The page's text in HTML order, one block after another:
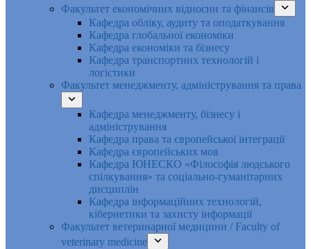
Факультет економічних відносин та фінансів
Кафедра обліку, аудиту та оподаткування
Кафедра глобальної економіки
Кафедра економіки та бізнесу
Кафедра транспортних технологій і
логістики
Факультет менеджменту, адміністрування та права
Кафедра менеджменту, бізнесу і
адміністрування
Кафедра права та європейської інтеграції
Кафедра європейських мов
Кафедра ЮНЕСКО «Філософія людського
спілкування» та соціально-гуманітарних
дисциплін
Кафедра інформаційних технологій,
кібернетики та захисту інформації
Факультет ветеринарної медицини / Faculty of
veterinary medicine